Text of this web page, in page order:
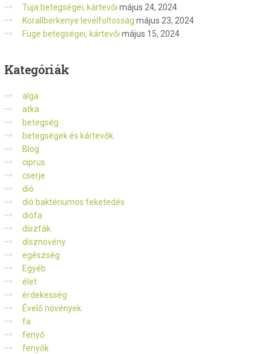
Tuja betegségei, kártevői május 24, 2024
Korallberkenye levélfoltosság május 23, 2024
Füge betegségei, kártevői május 15, 2024
Kategóriák
alga
atka
betegség
betegségek és kártevők
Blog
ciprus
cserje
dió
dió baktériumos feketedés
diófa
díszfák
dísznövény
egészség
Egyéb
élet
érdekesség
Évelő növények
fa
fenyő
fenyők